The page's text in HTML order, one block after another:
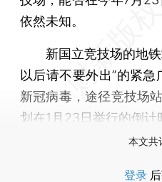
依然未知。
新国立竞技场的地铁
以后请不要外出”的紧
新冠病毒，途径竞技场
划在1月23日举行的倒计
本文共
登录